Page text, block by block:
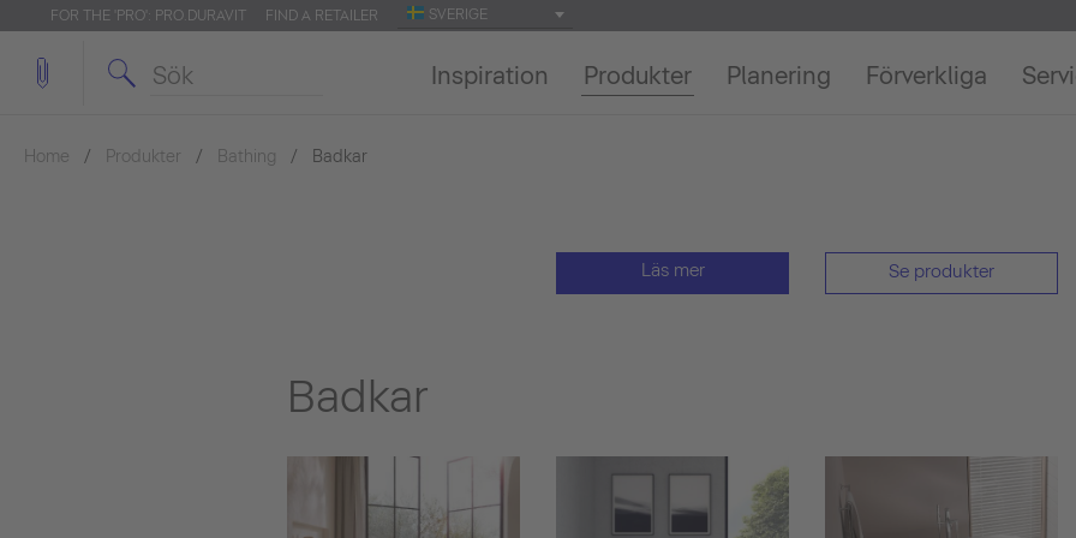
FOR THE 'PRO': PRO.DURAVIT FIND A RETAILER SVERIGE
Inspiration Produkter Planering Förverkliga
Home Produkter Bathing Badkar
Läs mer Se produkter
Badkar